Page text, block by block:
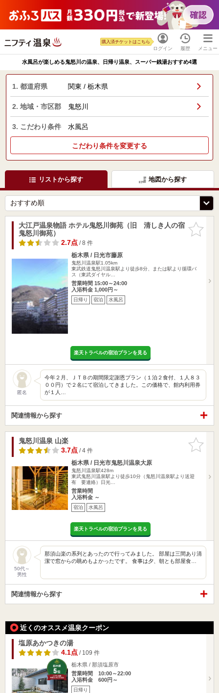
ログイン
購入済チケットはこちら
履歴 メニュー
水風呂が楽しめる鬼怒川の温泉、日帰り温泉、スーパー銭湯おすすめ4選
1. 都道府県 関東 / 栃木県
2. 地域・市区郡 鬼怒川
3. こだわり条件 水風呂
こだわり条件を変更する
リストから探す 地図から探す
お気に入
りに追加
大江戸温泉物語 ホテル鬼怒川御苑（旧 清しき人の宿
鬼怒川御苑）
2.7点/ 8 件
栃木県 / 日光市藤原
鬼怒川温泉駅1.05km
東武鉄道鬼怒川温泉駅より徒歩8分、または駅より循環バ
ス（東武ダイヤル…
営業時間 15:00～24:00
入浴料金 1,000円～
日帰り 宿泊 水風呂
楽天トラベルの宿泊プランを見る
匿名
今年２月、ＪＴＢの期間限定謝恩プラン（１泊２食付、１人８３
００円）で２名にて宿泊してきました。この価格で、館内利用券
が１人…
関連情報から探す
お気に入
りに追加
鬼怒川温泉 山楽
3.7点/ 4 件
栃木県 / 日光市鬼怒川温泉大原
鬼怒川温泉駅428m
東武鬼怒川温泉駅より徒歩10分（鬼怒川温泉駅より送迎
有 要連絡）日光…
営業時間
入浴料金 ～
宿泊 水風呂
楽天トラベルの宿泊プランを見る
50代～
男性
那須山楽の系列とあったので行ってみました。 部屋は三間あり清
潔で窓からの眺めもよかったです。 食事は夕、朝とも部屋食…
関連情報から探す
近くのオススメ温泉クーポン
塩原あかつきの湯
4.1点/ 109 件
栃木県 / 那須塩原市
営業時間 10:00～22:00
入浴料金 600円～
日帰り